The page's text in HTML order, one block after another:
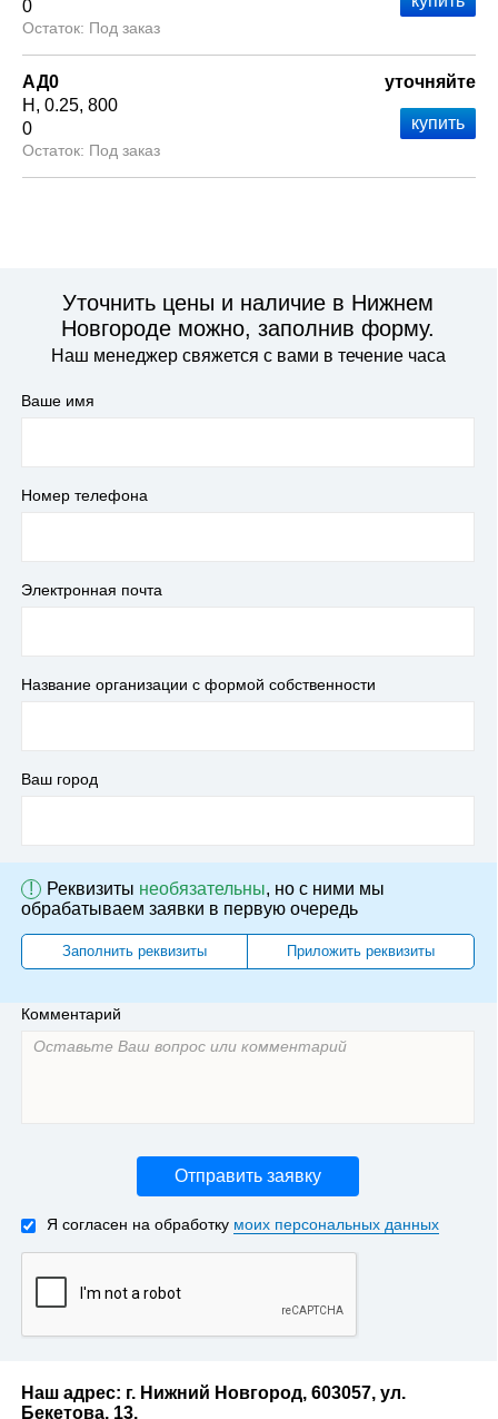
0
Под заказ
АД0
Н
0.25 800
0
Под заказ
уточняйте
Уточнить цены и наличие в Нижнем
Новгороде можно, заполнив форму.
Наш менеджер свяжется с вами в течение часа
Ваше имя
Номер телефона
Электронная почта
Название организации с формой собственности
Ваш город
! Реквизиты необязательны, но с ними мы
обрабатываем заявки в первую очередь
Заполнить реквизиты Приложить реквизиты
Комментарий
Отправить заявку
Я согласен на обработку моих персональных данных
Наш адрес: г. Нижний Новгород, 603057, ул.
Бекетова, 13.